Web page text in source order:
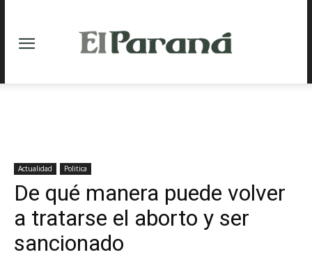
Actualidad Politica
De qué manera puede volver
a tratarse el aborto y ser
sancionado